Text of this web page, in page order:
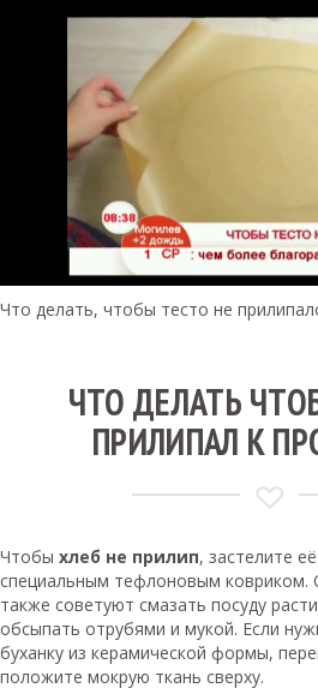
Что делать, чтобы тесто не
ЧТО ДЕЛАТЬ
ПРИЛИПАЛ К
Чтобы хлеб не прилип, застелите
специальным тефлоновым ковриком.
также советуют смазать посуду
обсыпать отрубями и мукой. Если
буханку из керамической формы,
положите мокрую ткань сверху.